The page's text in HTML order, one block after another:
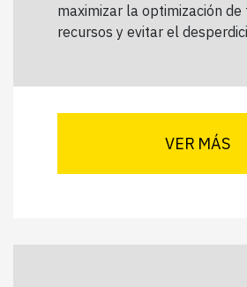
maximizar la optimización de
recursos y evitar el
VER MÁS